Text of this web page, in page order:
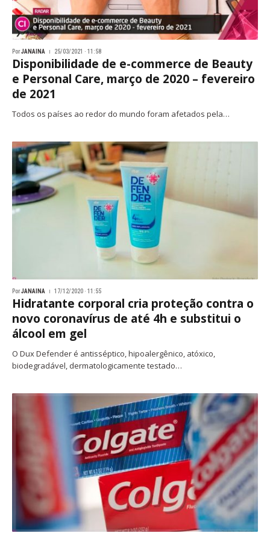
PorJANAINA 25/03/2021 · 11:58
Disponibilidade de e-commerce de Beauty
e Personal Care, março de 2020 – fevereiro
de 2021
Todos os países ao redor do mundo foram afetados pela…
PorJANAINA 17/12/2020 · 11:55
Hidratante corporal cria proteção contra o
novo coronavírus de até 4h e substitui o
álcool em gel
O Dux Defender é antisséptico, hipoalergênico, atóxico,
biodegradável, dermatologicamente testado…